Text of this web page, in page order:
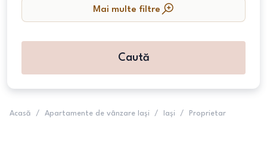
Mai multe filtre
Caută
Acasă / Apartamente de vânzare Iași / Iași / Proprietar